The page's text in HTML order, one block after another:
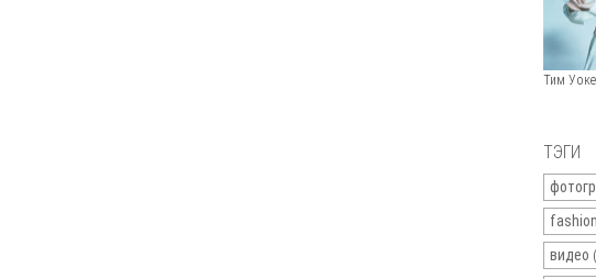
Тим
ТЭГИ
fashion
видео